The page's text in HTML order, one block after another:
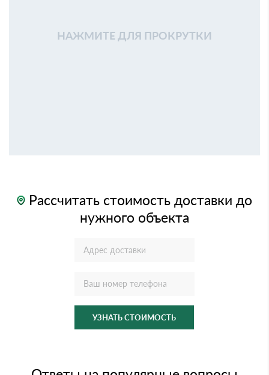
НАЖМИТЕ ДЛЯ ПРОКРУТКИ
Рассчитать стоимость доставки до
нужного объекта
УЗНАТЬ СТОИМОСТЬ